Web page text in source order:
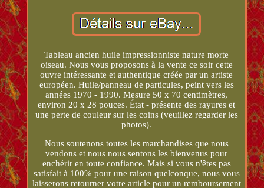
Tableau ancien huile impressionniste nature morte
oiseau. Nous vous proposons à la vente ce soir cette
ouvre intéressante et authentique créée par un artiste
européen. Huile/panneau de particules, peint vers les
années 1970 - 1990. Mesure 50 x 70 centimètres,
environ 20 x 28 pouces. État - présente des rayures et
une perte de couleur sur les coins (veuillez regarder les
photos).
Nous soutenons toutes les marchandises que nous
vendons et nous nous sentons les bienvenus pour
enchérir en toute confiance. Mais si vous n'êtes pas
satisfait à 100% pour une raison quelconque, nous vous
laisserons retourner votre article pour un remboursement